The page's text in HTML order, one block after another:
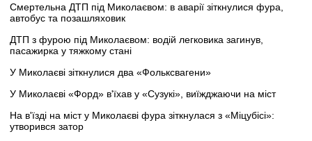
Смертельна ДТП під Миколаєвом: в аварії зіткнулися фура,
автобус та позашляховик
ДТП з фурою під Миколаєвом: водій легковика загинув,
пасажирка у тяжкому стані
У Миколаєві зіткнулися два «Фольксвагени»
У Миколаєві «Форд» в'їхав у «Сузукі», виїжджаючи на міст
На в'їзді на міст у Миколаєві фура зіткнулася з «Міцубісі»:
утворився затор